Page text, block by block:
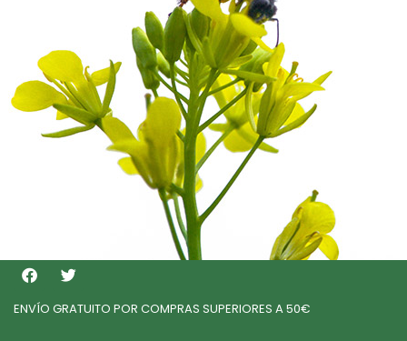
ENVÍO GRATUITO POR COMPRAS SUPERIORES A 50€